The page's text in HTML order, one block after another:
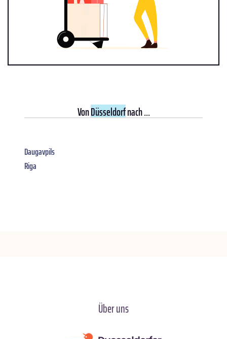
VonDüsseldorfnach ...
Daugavpils
Riga
Über uns